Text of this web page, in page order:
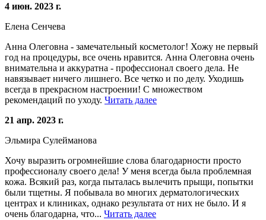
4 июн. 2023 г.
Елена Сенчева
Анна Олеговна - замечательный косметолог! Хожу не первый
год на процедуры, все очень нравится. Анна Олеговна очень
внимательна и аккуратна - профессионал своего дела. Не
навязывает ничего лишнего. Все четко и по делу. Уходишь
всегда в прекрасном настроении! С множеством
рекомендаций по уходу. Читать далее
21 апр. 2023 г.
Эльмира Сулейманова
Хочу выразить огромнейшие слова благодарности просто
профессионалу своего дела! У меня всегда была проблемная
кожа. Всякий раз, когда пыталась вылечить прыщи, попытки
были тщетны. Я побывала во многих дерматологических
центрах и клиниках, однако результата от них не было. И я
очень благодарна, что... Читать далее